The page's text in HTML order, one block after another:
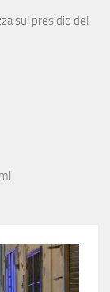
sul presidio del